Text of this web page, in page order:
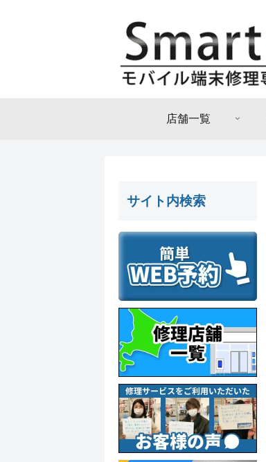
店舗一覧
サイト内検索